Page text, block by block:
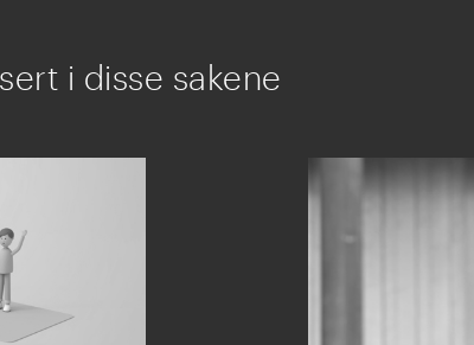
i disse sakene